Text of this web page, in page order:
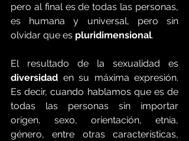
pero al final es de todas las personas,
es humana y universal, pero sin
olvidar que es pluridimensional.
diversidad en su máxima expresión.
Es decir, cuando hablamos que es de
todas las personas sin importar
origen, sexo, orientación, etnia,